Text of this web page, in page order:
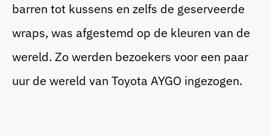
barren tot kussens en zelfs de geserveerde
wraps, was afgestemd op de kleuren van de
wereld. Zo werden bezoekers voor een paar
uur de wereld van Toyota AYGO ingezogen.